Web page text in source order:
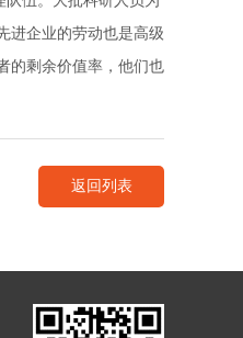
进企业的劳动也是高级
的剩余价值率，他们也
返回列表